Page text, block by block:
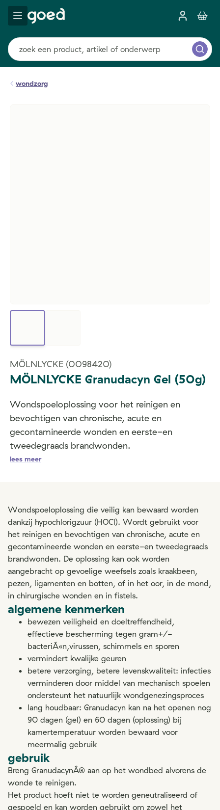
wondzorg
MÖLNLYCKE (0098420)
MÖLNLYCKE Granudacyn Gel (50g)
Wondspoeloplossing voor het reinigen en
bevochtigen van chronische, acute en
gecontamineerde wonden en eerste-en
tweedegraads brandwonden.
lees meer
Wondspoeloplossing die veilig kan bewaard worden
dankzij hypochlorigzuur (HOCl). Wordt gebruikt voor
het reinigen en bevochtigen van chronische, acute en
gecontamineerde wonden en eerste-en tweedegraads
brandwonden. De oplossing kan ook worden
aangebracht op gevoelige weefsels zoals kraakbeen,
pezen, ligamenten en botten, of in het oor, in de mond,
in chirurgische wonden en in fistels.
algemene kenmerken
bewezen veiligheid en doeltreffendheid,
effectieve bescherming tegen gram+/-
bacteriÃ«n,virussen, schimmels en sporen
vermindert kwalijke geuren
betere verzorging, betere levenskwaliteit: infecties
verminderen door middel van mechanisch spoelen
ondersteunt het natuurlijk wondgenezingsproces
lang houdbaar: Granudacyn kan na het openen nog
90 dagen (gel) en 60 dagen (oplossing) bij
kamertemperatuur worden bewaard voor
meermalig gebruik
gebruik
Breng GranudacynÂ® aan op het wondbed alvorens de
wonde te reinigen.
Het product hoeft niet te worden geneutraliseerd of
gespoeld en kan worden gebruikt om zowel het